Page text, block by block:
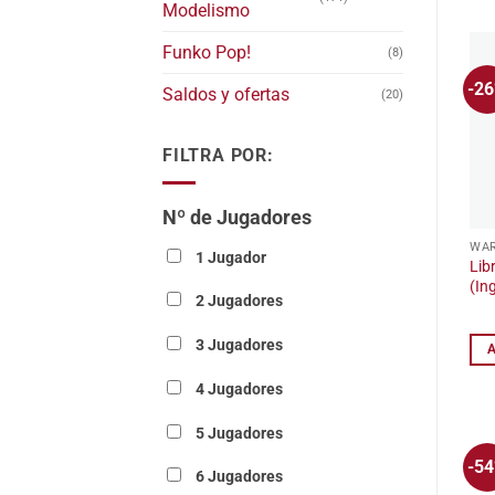
Modelismo
Funko Pop! (8)
Saldos y ofertas (20)
FILTRA POR:
Nº de Jugadores
1 Jugador
2 Jugadores
3 Jugadores
4 Jugadores
5 Jugadores
6 Jugadores
-
-